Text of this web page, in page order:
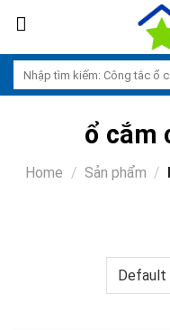
content
Search
for:
ổ cắm
Home / Sản phẩm /